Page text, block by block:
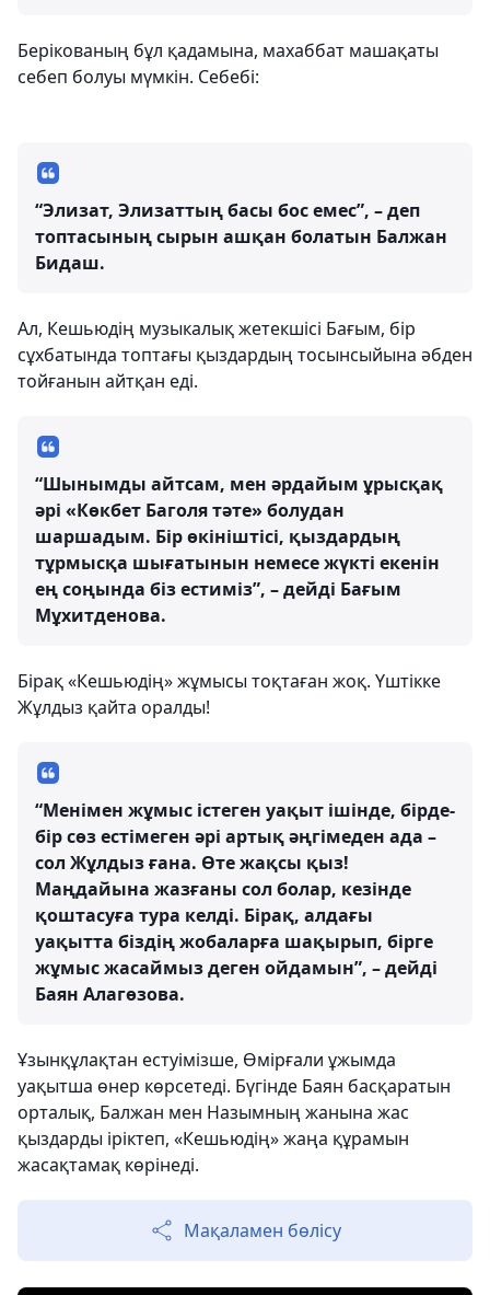
Берікованың бұл қадамына, махаббат машақаты
себеп болуы мүмкін. Себебі:
“Элизат, Элизаттың басы бос емес”, – деп
топтасының сырын ашқан болатын Балжан
Бидаш.
Ал, Кешьюдің музыкалық жетекшісі Бағым, бір
сұхбатында топтағы қыздардың тосынсыйына әбден
тойғанын айтқан еді.
“Шынымды айтсам, мен әрдайым ұрысқақ
әрі «Көкбет Баголя тәте» болудан
шаршадым. Бір өкініштісі, қыздардың
тұрмысқа шығатынын немесе жүкті екенін
ең соңында біз естиміз”, – дейді Бағым
Мұхитденова.
Бірақ «Кешьюдің» жұмысы тоқтаған жоқ. Үштікке
Жұлдыз қайта оралды!
“Менімен жұмыс істеген уақыт ішінде, бірде-
бір сөз естімеген әрі артық әңгімеден ада –
сол Жұлдыз ғана. Өте жақсы қыз!
Маңдайына жазғаны сол болар, кезінде
қоштасуға тура келді. Бірақ, алдағы
уақытта біздің жобаларға шақырып, бірге
жұмыс жасаймыз деген ойдамын”, – дейді
Баян Алагөзова.
Ұзынқұлақтан естуімізше, Өмірғали ұжымда
уақытша өнер көрсетеді. Бүгінде Баян басқаратын
орталық, Балжан мен Назымның жанына жас
қыздарды іріктеп, «Кешьюдің» жаңа құрамын
жасақтамақ көрінеді.
Мақаламен бөлісу